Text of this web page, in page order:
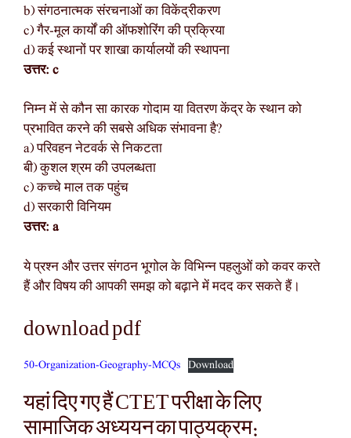
b) संगठनात्मक संरचनाओं का विकेंद्रीकरण
c) गैर-मूल कार्यों की ऑफशोरिंग की प्रक्रिया
d) कई स्थानों पर शाखा कार्यालयों की स्थापना
उत्तर: c
निम्न में से कौन सा कारक गोदाम या वितरण केंद्र के स्थान को
प्रभावित करने की सबसे अधिक संभावना है?
a) परिवहन नेटवर्क से निकटता
बी) कुशल श्रम की उपलब्धता
c) कच्चे माल तक पहुंच
d) सरकारी विनियम
उत्तर: a
ये प्रश्न और उत्तर संगठन भूगोल के विभिन्न पहलुओं को कवर करते
हैं और विषय की आपकी समझ को बढ़ाने में मदद कर सकते हैं।
download pdf
50-Organization-Geography-MCQs Download
यहां दिए गए हैं CTET परीक्षा के लिए
सामाजिक अध्ययन का पाठ्यक्रम: